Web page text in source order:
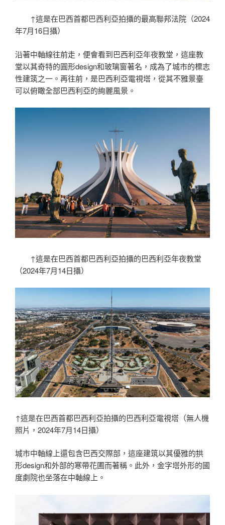
↑這是在巴西首都巴西利亞拍攝的最高聯邦法院（2024
年7月16日攝）
沿著中軸線往前走，便會看到巴西利亞年夜教堂，這座教
堂以其奇特的圓形design和玻璃窗著名，成為了城市的標志
性建筑之一。再往前，是巴西利亞電視塔，從其不雅景臺
可以俯瞰全部巴西利亞的絢麗風景。
↑這是在巴西首都巴西利亞拍攝的巴西利亞年夜教堂
（2024年7月14日攝）
↑這是在巴西首都巴西利亞拍攝的巴西利亞電視塔（無人機
照片，2024年7月14日攝）
城市中軸線上還包含巴西交際部，這座建筑以其優雅的拱
形design和外部的寒帶花圃而著稱。此外，金字塔外形的國
度劇院也坐落在中軸線上。